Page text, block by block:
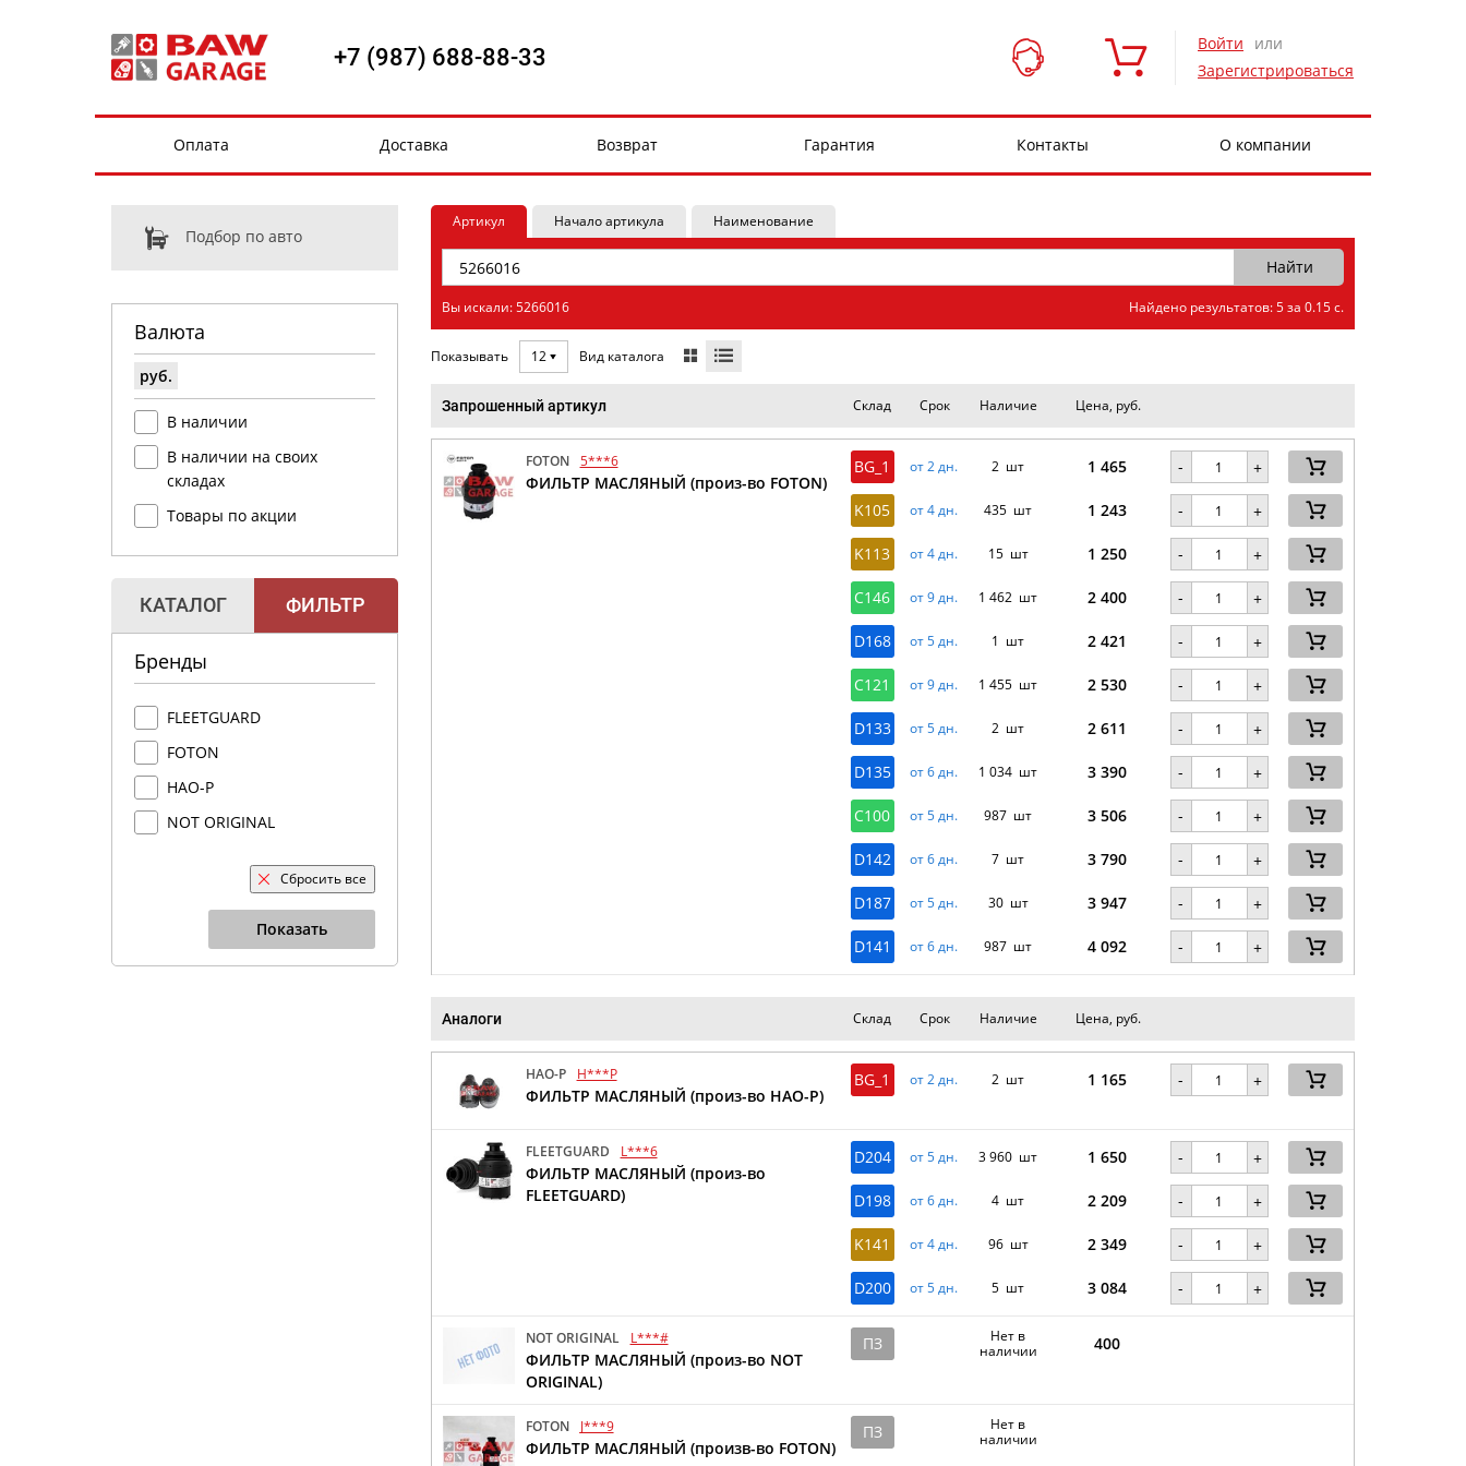
+7 (987) 688-88-33 Войти
или
Зарегистрироваться
Оплата Доставка Возврат Гарантия Контакты О компании
Подбор по авто
Валюта
руб.
В наличии
В наличии на своих
складах
Товары по акции
КАТАЛОГ ФИЛЬТР
Бренды
FLEETGUARD
FOTON
HAO-P
NOT ORIGINAL
Сбросить все
Показать
Артикул Начало артикула Наименование
Вы искали: 5266016 Найдено результатов: 5 за 0.15 с.
Показывать 12 Вид каталога
Запрошенный артикул Склад Срок Наличие Цена, руб.
FOTON 5***6
ФИЛЬТР МАСЛЯНЫЙ (произ-во FOTON)
BG_1 от 2 дн. 2 шт 1 465 - +
K105 от 4 дн. 435 шт 1 243 - +
K113 от 4 дн. 15 шт 1 250 - +
C146 от 9 дн. 1 462 шт 2 400 - +
D168 от 5 дн. 1 шт 2 421 - +
C121 от 9 дн. 1 455 шт 2 530 - +
D133 от 5 дн. 2 шт 2 611 - +
D135 от 6 дн. 1 034 шт 3 390 - +
C100 от 5 дн. 987 шт 3 506 - +
D142 от 6 дн. 7 шт 3 790 - +
D187 от 5 дн. 30 шт 3 947 - +
D141 от 6 дн. 987 шт 4 092 - +
Аналоги Склад Срок Наличие Цена, руб.
HAO-P H***P
ФИЛЬТР МАСЛЯНЫЙ (произ-во HAO-P)
BG_1 от 2 дн. 2 шт 1 165 - +
FLEETGUARD L***6
ФИЛЬТР МАСЛЯНЫЙ (произ-во
FLEETGUARD)
D204 от 5 дн. 3 960 шт 1 650 - +
D198 от 6 дн. 4 шт 2 209 - +
K141 от 4 дн. 96 шт 2 349 - +
D200 от 5 дн. 5 шт 3 084 - +
NOT ORIGINAL L***#
ФИЛЬТР МАСЛЯНЫЙ (произ-во NOT
ORIGINAL)
ПЗ
Нет в
наличии
400
FOTON J***9
ФИЛЬТР МАСЛЯНЫЙ (произв-во FOTON)
ПЗ
Нет в
наличии